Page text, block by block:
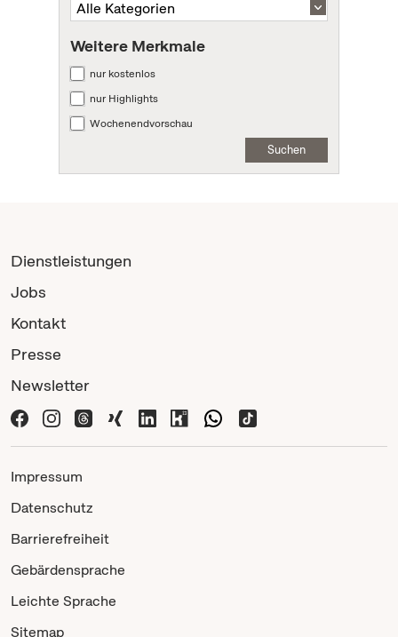
Weitere Merkmale
nur kostenlos
nur Highlights
Wochenendvorschau
Suchen
Dienstleistungen
Jobs
Kontakt
Presse
Newsletter
Impressum
Datenschutz
Barrierefreiheit
Gebärdensprache
Leichte Sprache
Sitemap